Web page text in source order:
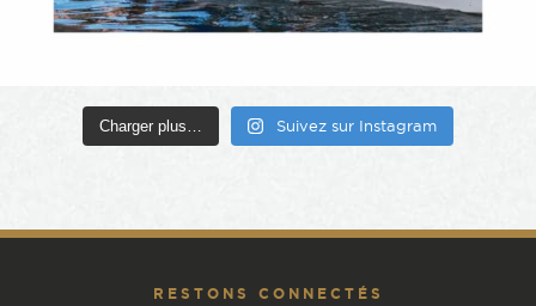
Charger plus… Suivez sur Instagram
RESTONS CONNECTÉS